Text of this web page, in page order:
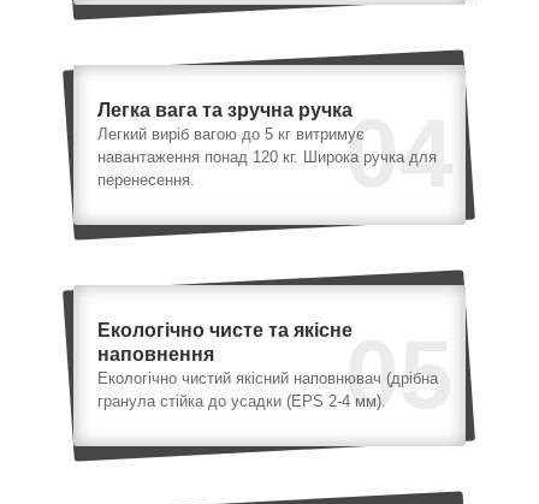
04
Легка вага та зручна ручка
Легкий виріб вагою до 5 кг витримує
навантаження понад 120 кг. Широка ручка для
перенесення.
05
Екологічно чисте та якісне
наповнення
Екологічно чистий якісний наповнювач (дрібна
гранула стійка до усадки (EPS 2-4 мм).